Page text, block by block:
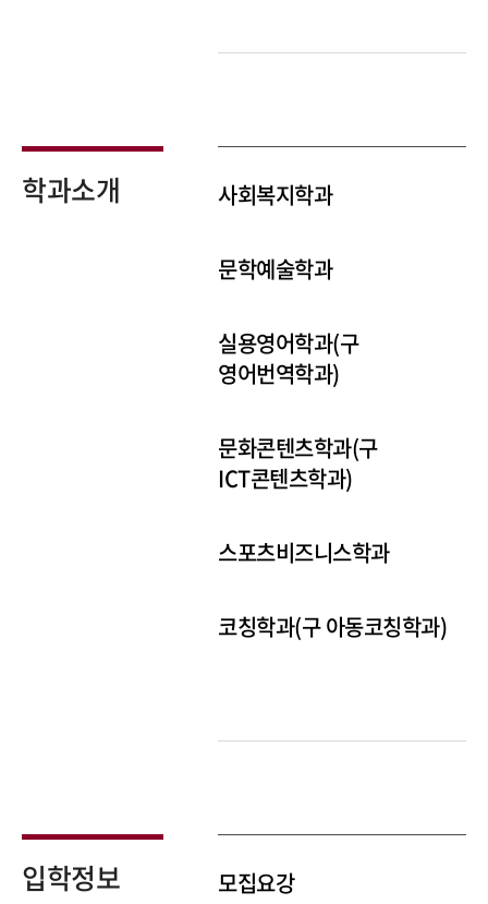
학과소개 사회복지학과
문학예술학과
실용영어학과(구
영어번역학과)
문화콘텐츠학과(구
ICT콘텐츠학과)
스포츠비즈니스학과
코칭학과(구 아동코칭학과)
입학정보 모집요강